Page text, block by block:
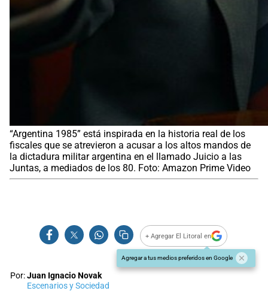
“Argentina 1985” está inspirada en la historia real de los
fiscales que se atrevieron a acusar a los altos mandos de
la dictadura militar argentina en el llamado Juicio a las
Juntas, a mediados de los 80. Foto: Amazon Prime Video
+ Agregar El Litoral en
Agregar a tus medios preferidos en Google
Por:Juan Ignacio Novak
Escenarios y Sociedad